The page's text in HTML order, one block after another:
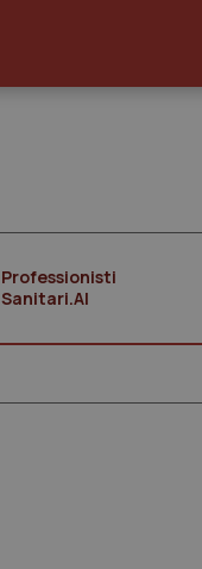
Professionisti
Sanitari.AI